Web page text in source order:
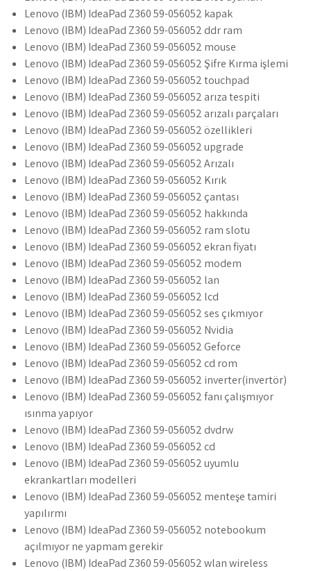
Lenovo (IBM) IdeaPad Z360 59-056052 kapak
Lenovo (IBM) IdeaPad Z360 59-056052 ddr ram
Lenovo (IBM) IdeaPad Z360 59-056052 mouse
Lenovo (IBM) IdeaPad Z360 59-056052 Şifre Kırma işlemi
Lenovo (IBM) IdeaPad Z360 59-056052 touchpad
Lenovo (IBM) IdeaPad Z360 59-056052 arıza tespiti
Lenovo (IBM) IdeaPad Z360 59-056052 arızalı parçaları
Lenovo (IBM) IdeaPad Z360 59-056052 özellikleri
Lenovo (IBM) IdeaPad Z360 59-056052 upgrade
Lenovo (IBM) IdeaPad Z360 59-056052 Arızalı
Lenovo (IBM) IdeaPad Z360 59-056052 Kırık
Lenovo (IBM) IdeaPad Z360 59-056052 çantası
Lenovo (IBM) IdeaPad Z360 59-056052 hakkında
Lenovo (IBM) IdeaPad Z360 59-056052 ram slotu
Lenovo (IBM) IdeaPad Z360 59-056052 ekran fiyatı
Lenovo (IBM) IdeaPad Z360 59-056052 modem
Lenovo (IBM) IdeaPad Z360 59-056052 lan
Lenovo (IBM) IdeaPad Z360 59-056052 lcd
Lenovo (IBM) IdeaPad Z360 59-056052 ses çıkmıyor
Lenovo (IBM) IdeaPad Z360 59-056052 Nvidia
Lenovo (IBM) IdeaPad Z360 59-056052 Geforce
Lenovo (IBM) IdeaPad Z360 59-056052 cd rom
Lenovo (IBM) IdeaPad Z360 59-056052 inverter(invertör)
Lenovo (IBM) IdeaPad Z360 59-056052 fanı çalışmıyor
ısınma yapıyor
Lenovo (IBM) IdeaPad Z360 59-056052 dvdrw
Lenovo (IBM) IdeaPad Z360 59-056052 cd
Lenovo (IBM) IdeaPad Z360 59-056052 uyumlu
ekrankartları modelleri
Lenovo (IBM) IdeaPad Z360 59-056052 menteşe tamiri
yapılırmı
Lenovo (IBM) IdeaPad Z360 59-056052 notebookum
açılmıyor ne yapmam gerekir
Lenovo (IBM) IdeaPad Z360 59-056052 wlan wireless